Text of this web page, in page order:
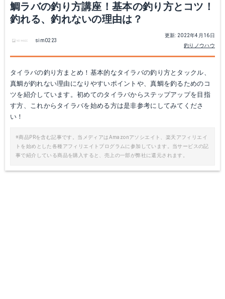
鯛ラバの釣り方講座！基本の釣り方とコツ！
釣れる、釣れないの理由は？
更新: 2022年4月16日
釣りノウハウ
sim0223
タイラバの釣り方まとめ！基本的なタイラバの釣り方とタックル、
真鯛が釣れない理由になりやすいポイントや、真鯛を釣るためのコ
ツを紹介しています。初めてのタイラバからステップアップを目指
す方、これからタイラバを始める方は是非参考にしてみてくださ
い！
※商品PRを含む記事です。当メディアはAmazonアソシエイト、楽天アフィリエイ
トを始めとした各種アフィリエイトプログラムに参加しています。当サービスの記
事で紹介している商品を購入すると、売上の一部が弊社に還元されます。
Amazonで詳細を見る
Yahoo!ショッピングで見る
Amazonで詳細を見る
楽天で詳細を見る